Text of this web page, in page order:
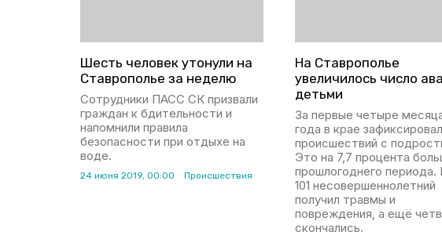
Шесть человек утонули на
Ставрополье за неделю
Сотрудники ПАСС СК призвали
граждан к бдительности и
напомнили правила
безопасности при отдыхе на
воде.
24 июня 2019, 00:00 Происшествия
На Ставрополье
увеличилось число
детьми
За первые четыре
года в крае
происшествий с
Это на 7,7 процента
прошлогоднего
101 несовершеннолетний
получил травмы и
повреждения, а ещё
скончались.